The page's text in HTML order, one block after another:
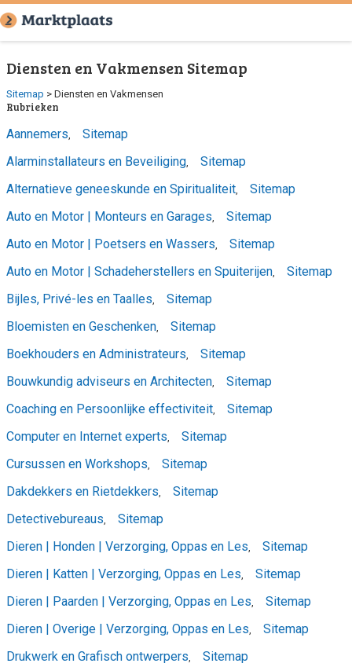
Diensten en Vakmensen Sitemap
Sitemap > Diensten en Vakmensen
Rubrieken
Aannemers,
Sitemap
Alarminstallateurs en Beveiliging,
Sitemap
Alternatieve geneeskunde en Spiritualiteit,
Sitemap
Auto en Motor | Monteurs en Garages,
Sitemap
Auto en Motor | Poetsers en Wassers,
Sitemap
Auto en Motor | Schadeherstellers en Spuiterijen,
Sitemap
Bijles, Privé-les en Taalles,
Sitemap
Bloemisten en Geschenken,
Sitemap
Boekhouders en Administrateurs,
Sitemap
Bouwkundig adviseurs en Architecten,
Sitemap
Coaching en Persoonlijke effectiviteit,
Sitemap
Computer en Internet experts,
Sitemap
Cursussen en Workshops,
Sitemap
Dakdekkers en Rietdekkers,
Sitemap
Detectivebureaus,
Sitemap
Dieren | Honden | Verzorging, Oppas en Les,
Sitemap
Dieren | Katten | Verzorging, Oppas en Les,
Sitemap
Dieren | Paarden | Verzorging, Oppas en Les,
Sitemap
Dieren | Overige | Verzorging, Oppas en Les,
Sitemap
Drukwerk en Grafisch ontwerpers,
Sitemap